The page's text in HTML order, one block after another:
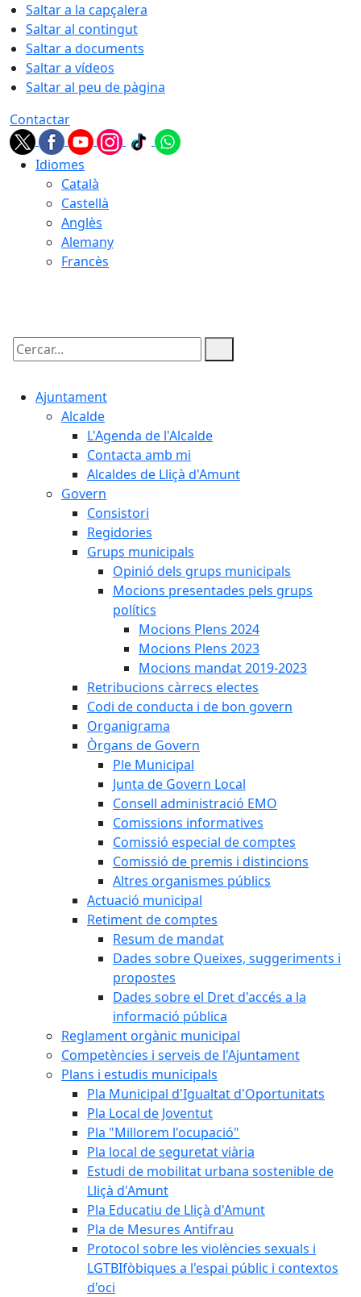
Saltar a la capçalera
Saltar al contingut
Saltar a documents
Saltar a vídeos
Saltar al peu de pàgina
Contactar
Idiomes
Català
Castellà
Anglès
Alemany
Francès
Cercar:
Ajuntament
Alcalde
L'Agenda de l'Alcalde
Contacta amb mi
Alcaldes de Lliçà d'Amunt
Govern
Consistori
Regidories
Grups municipals
Opinió dels grups municipals
Mocions presentades pels grups
polítics
Mocions Plens 2024
Mocions Plens 2023
Mocions mandat 2019-2023
Retribucions càrrecs electes
Codi de conducta i de bon govern
Organigrama
Òrgans de Govern
Ple Municipal
Junta de Govern Local
Consell administració EMO
Comissions informatives
Comissió especial de comptes
Comissió de premis i distincions
Altres organismes públics
Actuació municipal
Retiment de comptes
Resum de mandat
Dades sobre Queixes, suggeriments i
propostes
Dades sobre el Dret d'accés a la
informació pública
Reglament orgànic municipal
Competències i serveis de l'Ajuntament
Plans i estudis municipals
Pla Municipal d'Igualtat d'Oportunitats
Pla Local de Joventut
Pla "Millorem l'ocupació"
Pla local de seguretat viària
Estudi de mobilitat urbana sostenible de
Lliçà d'Amunt
Pla Educatiu de Lliçà d'Amunt
Pla de Mesures Antifrau
Protocol sobre les violències sexuals i
LGTBIfòbiques a l'espai públic i contextos
d'oci